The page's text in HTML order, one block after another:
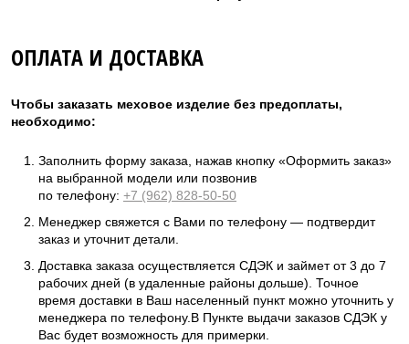
ОПЛАТА И ДОСТАВКА
Чтобы заказать меховое изделие без предоплаты,
необходимо:
Заполнить форму заказа, нажав кнопку «Оформить заказ»
на выбранной модели или позвонив
по телефону: +7 (962) 828-50-50
Менеджер свяжется с Вами по телефону — подтвердит
заказ и уточнит детали.
Доставка заказа осуществляется СДЭК и займет от 3 до 7
рабочих дней (в удаленные районы дольше). Точное
время доставки в Ваш населенный пункт можно уточнить у
менеджера по телефону.В Пункте выдачи заказов СДЭК у
Вас будет возможность для примерки.